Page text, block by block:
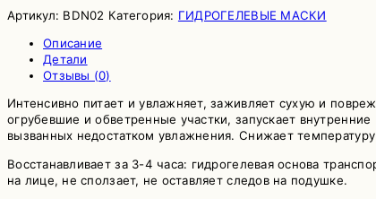
Артикул: BDN02 Категория: ГИДРОГЕЛЕВЫЕ МАСКИ
Описание
Детали
Отзывы (0)
Интенсивно питает и увлажняет, заживляет сухую и
огрубевшие и обветренные участки, запускает
вызванных недостатком увлажнения. Снижает
Восстанавливает за 3-4 часа: гидрогелевая основа
на лице, не сползает, не оставляет следов на подушке.